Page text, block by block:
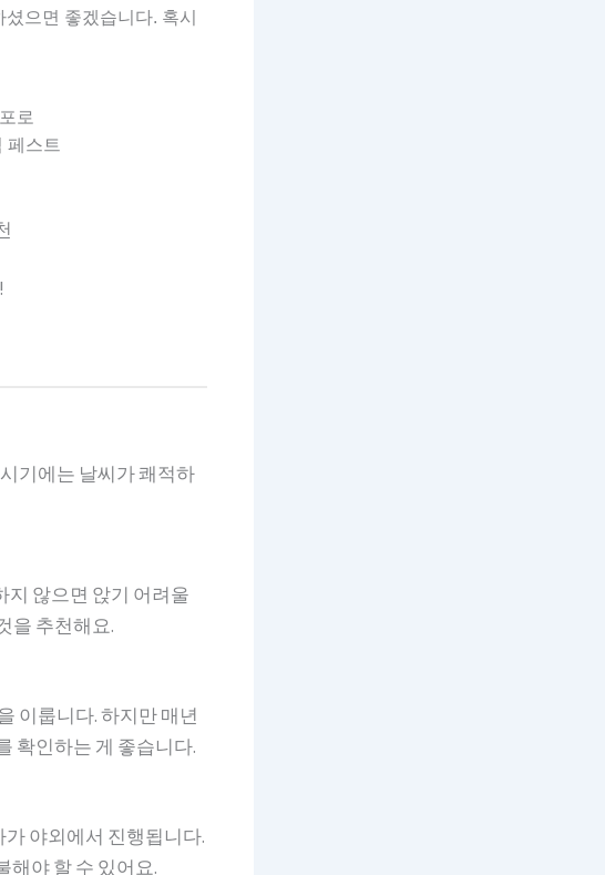
으면 좋겠습니다. 혹시
로
페스트
기에는 날씨가 쾌적하
지 않으면 앉기 어려울
을 추천해요.
이룹니다. 하지만 매년
확인하는 게 좋습니다.
야외에서 진행됩니다.
해야 할 수 있어요.